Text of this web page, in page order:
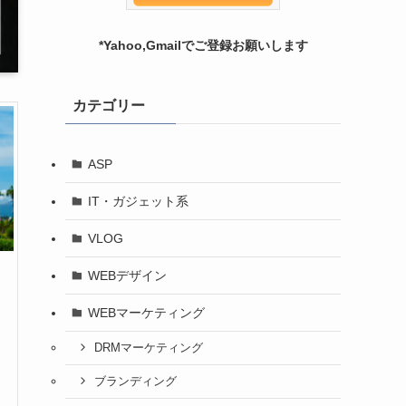
*Yahoo,Gmailでご登録お願いします
カテゴリー
ASP
IT・ガジェット系
VLOG
WEBデザイン
WEBマーケティング
DRMマーケティング
ブランディング